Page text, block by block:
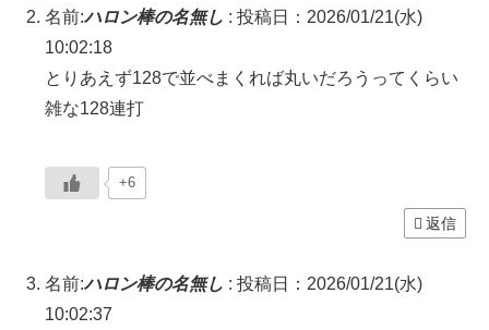
名前:ハロン棒の名無し : 投稿日：2026/01/21(水)
10:02:18
とりあえず128で並べまくれば丸いだろうってくらい
雑な128連打
+6
返信
名前:ハロン棒の名無し : 投稿日：2026/01/21(水)
10:02:37